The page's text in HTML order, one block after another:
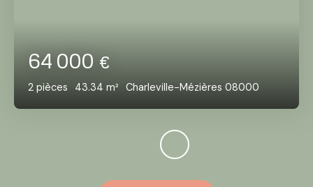
64 000 €
2 pièces 43.34 m² Charleville-Mézières 08000